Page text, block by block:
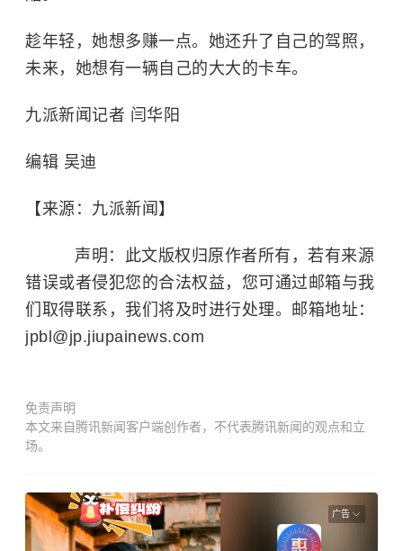
趁年轻，她想多赚一点。她还升了自己的驾照，
未来，她想有一辆自己的大大的卡车。
九派新闻记者 闫华阳
编辑 吴迪
【来源：九派新闻】
声明：此文版权归原作者所有，若有来源
错误或者侵犯您的合法权益，您可通过邮箱与我
们取得联系，我们将及时进行处理。邮箱地址：
jpbl@jp.jiupainews.com
免责声明
本文来自腾讯新闻客户端创作者，不代表腾讯新闻的观点和立
场。
广告